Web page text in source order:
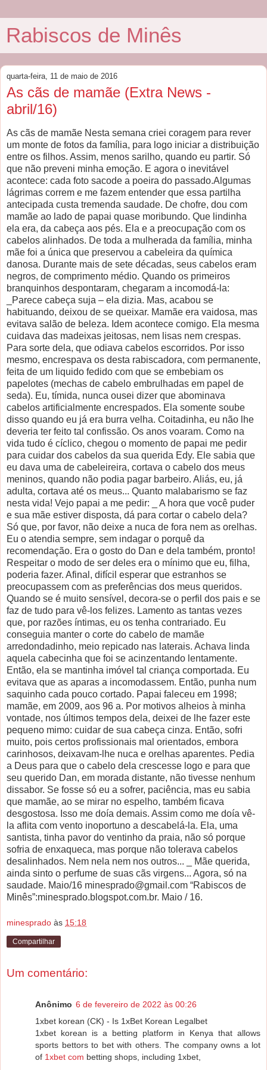
Rabiscos de Minês
quarta-feira, 11 de maio de 2016
As cãs de mamãe (Extra News -
abril/16)
As cãs de mamãe Nesta semana criei coragem para rever
um monte de fotos da família, para logo iniciar a distribuição
entre os filhos. Assim, menos sarilho, quando eu partir. Só
que não preveni minha emoção. E agora o inevitável
acontece: cada foto sacode a poeira do passado.Algumas
lágrimas correm e me fazem entender que essa partilha
antecipada custa tremenda saudade. De chofre, dou com
mamãe ao lado de papai quase moribundo. Que lindinha
ela era, da cabeça aos pés. Ela e a preocupação com os
cabelos alinhados. De toda a mulherada da família, minha
mãe foi a única que preservou a cabeleira da química
danosa. Durante mais de sete décadas, seus cabelos eram
negros, de comprimento médio. Quando os primeiros
branquinhos despontaram, chegaram a incomodá-la:
_Parece cabeça suja – ela dizia. Mas, acabou se
habituando, deixou de se queixar. Mamãe era vaidosa, mas
evitava salão de beleza. Idem acontece comigo. Ela mesma
cuidava das madeixas jeitosas, nem lisas nem crespas.
Para sorte dela, que odiava cabelos escorridos. Por isso
mesmo, encrespava os desta rabiscadora, com permanente,
feita de um liquido fedido com que se embebiam os
papelotes (mechas de cabelo embrulhadas em papel de
seda). Eu, tímida, nunca ousei dizer que abominava
cabelos artificialmente encrespados. Ela somente soube
disso quando eu já era burra velha. Coitadinha, eu não lhe
deveria ter feito tal confissão. Os anos voaram. Como na
vida tudo é cíclico, chegou o momento de papai me pedir
para cuidar dos cabelos da sua querida Edy. Ele sabia que
eu dava uma de cabeleireira, cortava o cabelo dos meus
meninos, quando não podia pagar barbeiro. Aliás, eu, já
adulta, cortava até os meus... Quanto malabarismo se faz
nesta vida! Vejo papai a me pedir: _ A hora que você puder
e sua mãe estiver disposta, dá para cortar o cabelo dela?
Só que, por favor, não deixe a nuca de fora nem as orelhas.
Eu o atendia sempre, sem indagar o porquê da
recomendação. Era o gosto do Dan e dela também, pronto!
Respeitar o modo de ser deles era o mínimo que eu, filha,
poderia fazer. Afinal, difícil esperar que estranhos se
preocupassem com as preferências dos meus queridos.
Quando se é muito sensível, decora-se o perfil dos pais e se
faz de tudo para vê-los felizes. Lamento as tantas vezes
que, por razões íntimas, eu os tenha contrariado. Eu
conseguia manter o corte do cabelo de mamãe
arredondadinho, meio repicado nas laterais. Achava linda
aquela cabecinha que foi se acinzentando lentamente.
Então, ela se mantinha imóvel tal criança comportada. Eu
evitava que as aparas a incomodassem. Então, punha num
saquinho cada pouco cortado. Papai faleceu em 1998;
mamãe, em 2009, aos 96 a. Por motivos alheios à minha
vontade, nos últimos tempos dela, deixei de lhe fazer este
pequeno mimo: cuidar de sua cabeça cinza. Então, sofri
muito, pois certos profissionais mal orientados, embora
carinhosos, deixavam-lhe nuca e orelhas aparentes. Pedia
a Deus para que o cabelo dela crescesse logo e para que
seu querido Dan, em morada distante, não tivesse nenhum
dissabor. Se fosse só eu a sofrer, paciência, mas eu sabia
que mamãe, ao se mirar no espelho, também ficava
desgostosa. Isso me doía demais. Assim como me doía vê-
la aflita com vento inoportuno a descabelá-la. Ela, uma
santista, tinha pavor do ventinho da praia, não só porque
sofria de enxaqueca, mas porque não tolerava cabelos
desalinhados. Nem nela nem nos outros... _ Mãe querida,
ainda sinto o perfume de suas cãs virgens... Agora, só na
saudade. Maio/16 minesprado@gmail.com “Rabiscos de
Minês”:minesprado.blogspot.com.br. Maio / 16.
minesprado às 15:18
Compartilhar
Um comentário:
Anônimo 6 de fevereiro de 2022 às 00:26
1xbet korean (CK) - Is 1xBet Korean Legalbet
1xbet korean is a betting platform in Kenya that allows
sports bettors to bet with others. The company owns a lot
of 1xbet com betting shops, including 1xbet,